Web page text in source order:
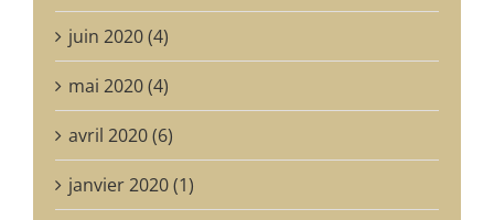
juin 2020 (4)
mai 2020 (4)
avril 2020 (6)
janvier 2020 (1)